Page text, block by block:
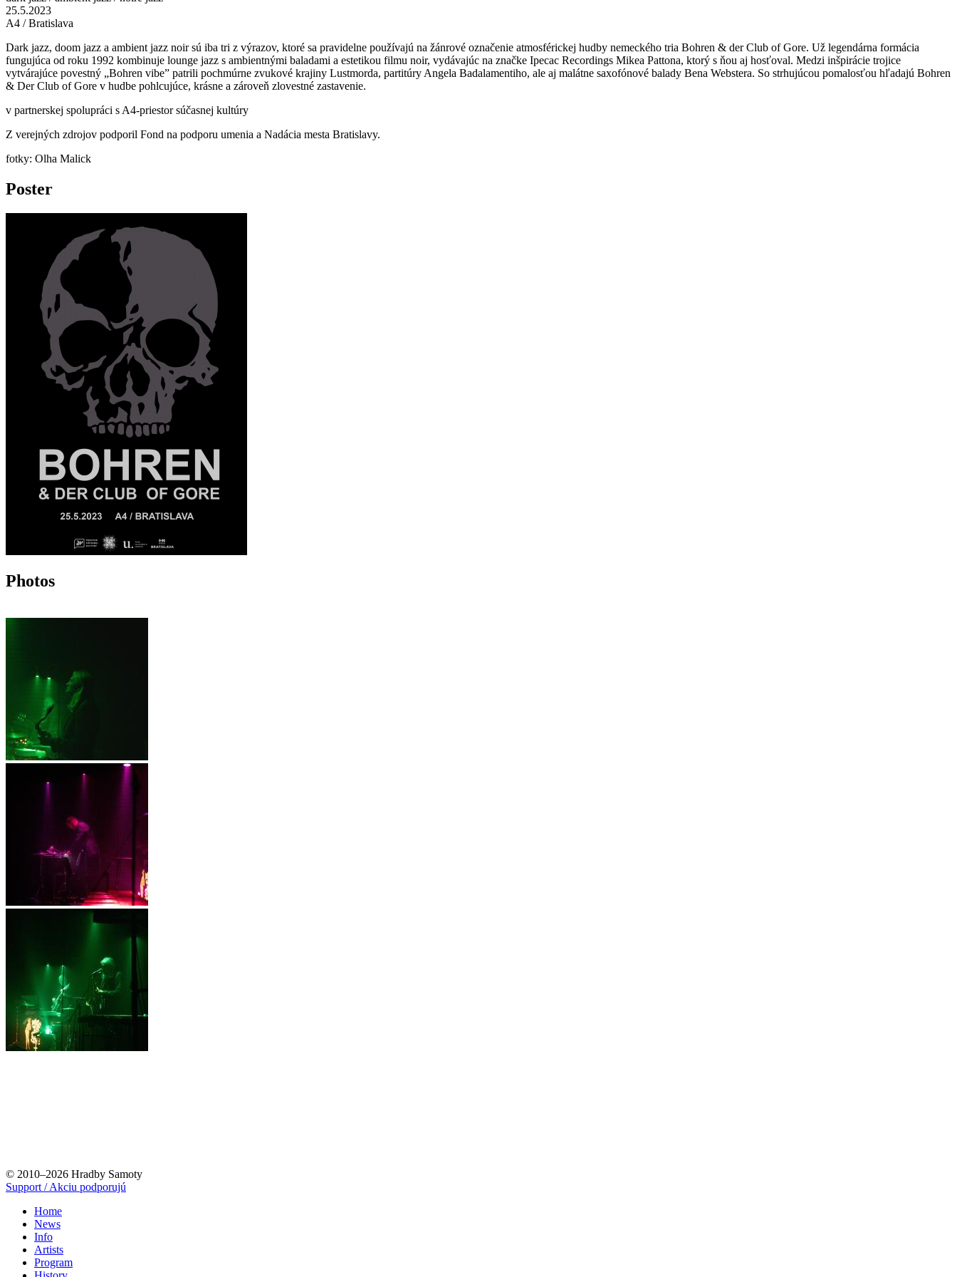
25.5.2023
A4 / Bratislava
Dark jazz, doom jazz a ambient jazz noir sú iba tri z výrazov, ktoré sa pravidelne používajú na žánrové označenie atmosférickej hudby nemeckého tria Bohren & der Club of Gore. Už legendárna formácia
fungujúca od roku 1992 kombinuje lounge jazz s ambientnými baladami a estetikou filmu noir, vydávajúc na značke Ipecac Recordings Mikea Pattona, ktorý s ňou aj hosťoval. Medzi inšpirácie trojice
vytvárajúce povestný „Bohren vibe” patrili pochmúrne zvukové krajiny Lustmorda, partitúry Angela Badalamentiho, ale aj malátne saxofónové balady Bena Webstera. So strhujúcou pomalosťou hľadajú Bohren
& Der Club of Gore v hudbe pohlcujúce, krásne a zároveň zlovestné zastavenie.
v partnerskej spolupráci s A4-priestor súčasnej kultúry
Z verejných zdrojov podporil Fond na podporu umenia a Nadácia mesta Bratislavy.
fotky: Olha Malick
Poster
Photos
© 2010–2026 Hradby Samoty
Support / Akciu podporujú
Home
News
Info
Artists
Program